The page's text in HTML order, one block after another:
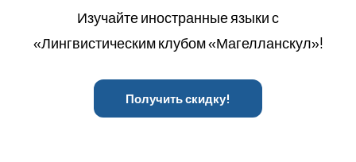
Изучайте иностранные языки с
«Лингвистическим клубом «Магелланскул»!
Получить скидку!